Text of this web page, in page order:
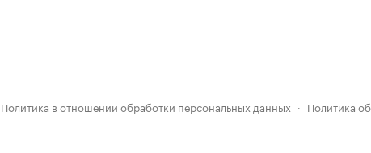
Политика в отношении обработки персональных данных · Политика